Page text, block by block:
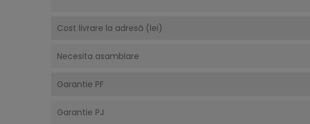
Cost livrare la adresă (lei)
Necesita asamblare
Garantie PF
Garantie PJ